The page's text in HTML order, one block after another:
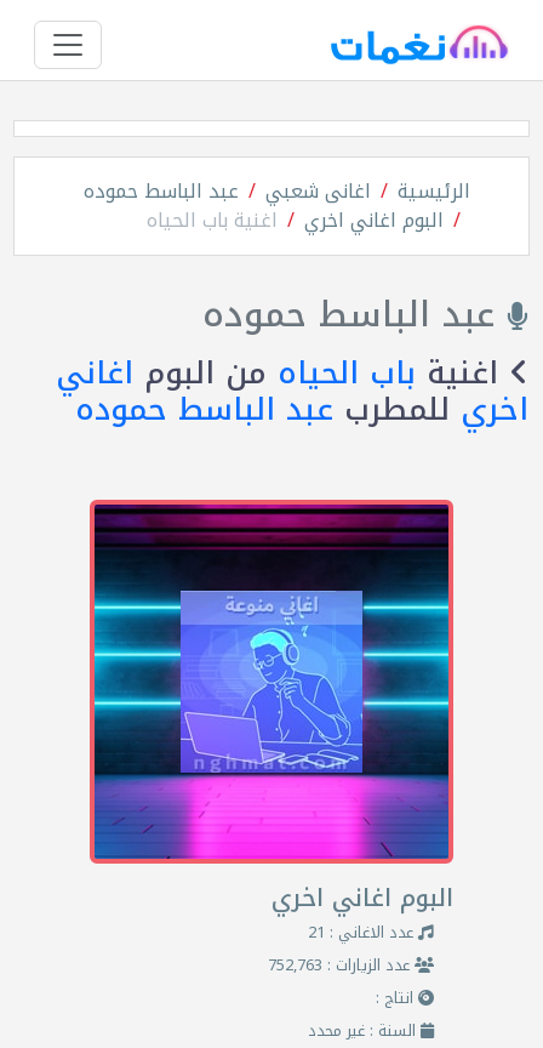
الرئيسية اغانى شعبي عبد الباسط حموده
البوم اغاني اخري اغنية باب الحياه
عبد الباسط حموده
اغنية باب الحياه من البوم اغاني
اخري للمطرب عبد الباسط حموده
البوم اغاني اخري
عدد الاغاني : 21
عدد الزيارات : 752,763
انتاج :
السنة : غير محدد